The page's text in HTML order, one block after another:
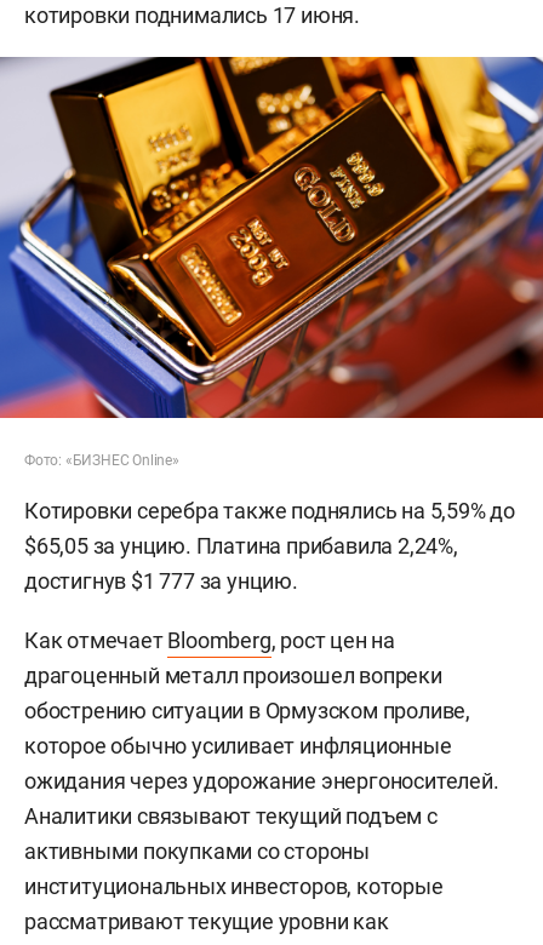
котировки поднимались 17 июня.
Фото: «БИЗНЕС Online»
Котировки серебра также поднялись на 5,59% до
$65,05 за унцию. Платина прибавила 2,24%,
достигнув $1 777 за унцию.
Как отмечаетBloomberg, рост цен на
драгоценный металл произошел вопреки
обострению ситуации в Ормузском проливе,
которое обычно усиливает инфляционные
ожидания через удорожание энергоносителей.
Аналитики связывают текущий подъем с
активными покупками со стороны
институциональных инвесторов, которые
рассматривают текущие уровни как